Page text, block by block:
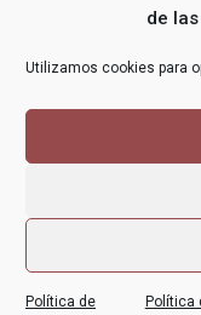
de
Utilizamos cookies para
Política de Política
© La Corsetería - La
POLÍTICA DE